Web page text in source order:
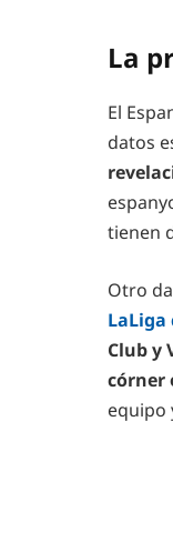
La
El
datos
tienen
Otro
LaLiga
Club y
córner
equipo